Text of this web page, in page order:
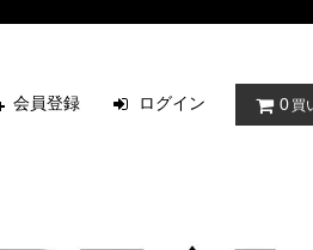
会員登録 ログイン 0 買